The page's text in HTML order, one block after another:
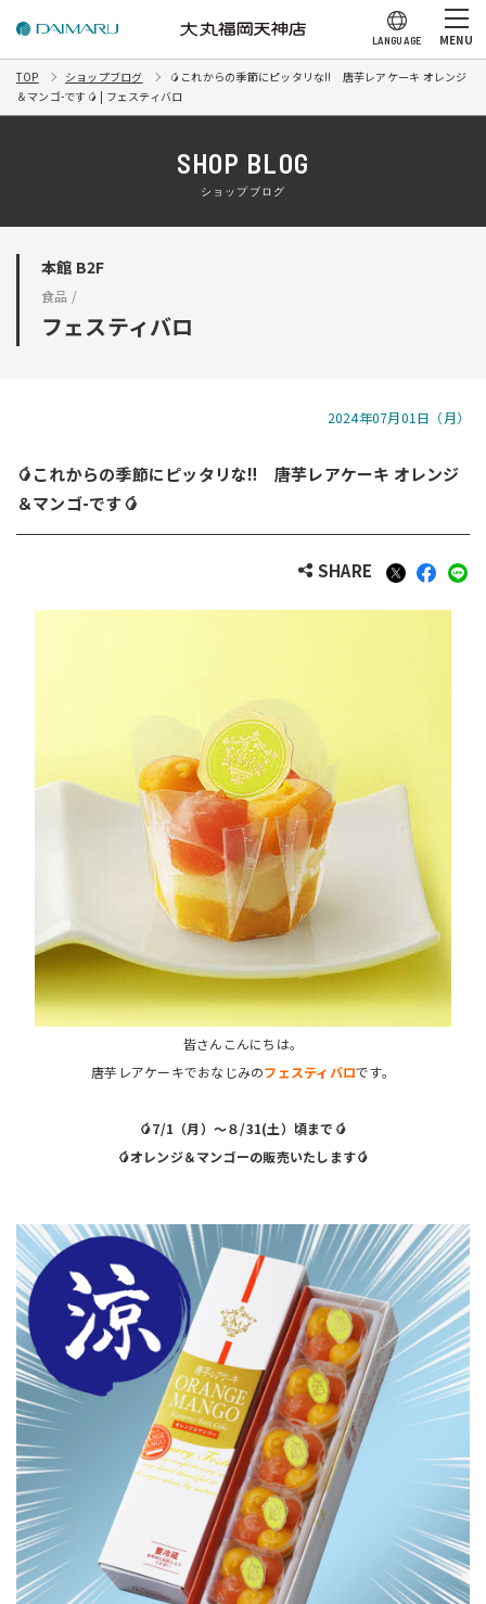
LANGUAGE MENU
TOP ショップブログ
🥭これからの季節にピッタリな‼ 唐芋レアケーキ オレンジ
＆マンゴ-です🥭 | フェスティバロ
SHOP BLOG
ショップブログ
本館 B2F
食品 /
フェスティバロ
2024年07月01日（月）
🥭これからの季節にピッタリな‼ 唐芋レアケーキ オレンジ
＆マンゴ-です🥭
SHARE
皆さんこんにちは。
唐芋レアケーキでおなじみのフェスティバロです。
🥭7/1（月）～８/31(土）頃まで🥭
🥭オレンジ＆マンゴーの販売いたします🥭